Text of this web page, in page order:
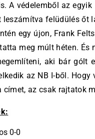
A védelemből az
leszámítva felüdülés őt
egy újon, Frank
meg múlt héten. És
aki bár gólt
az NB I-ből.
címet, az csak rajtatok
0-0